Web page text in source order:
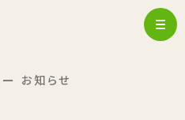
お知らせ